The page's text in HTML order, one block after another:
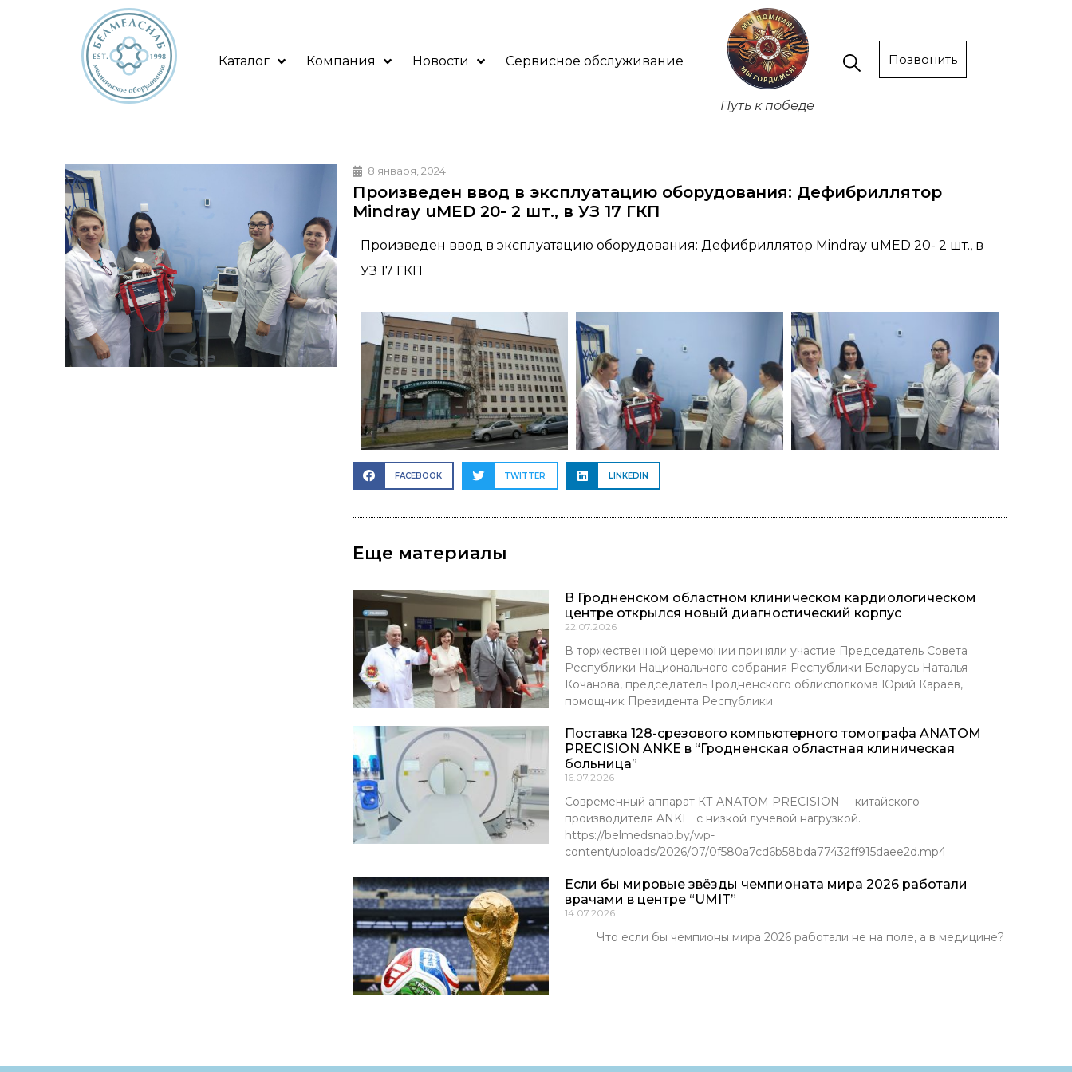
Каталог Компания Новости Сервисное обслуживание
Путь к победе
Позвонить
8 января, 2024
Произведен ввод в эксплуатацию оборудования: Дефибриллятор
Mindray uMED 20- 2 шт., в УЗ 17 ГКП
Произведен ввод в эксплуатацию оборудования: Дефибриллятор Mindray uMED 20- 2 шт., в
УЗ 17 ГКП
FACEBOOK TWITTER LINKEDIN
Еще материалы
В Гродненском областном клиническом кардиологическом
центре открылся новый диагностический корпус
22.07.2026
В торжественной церемонии приняли участие Председатель Совета
Республики Национального собрания Республики Беларусь Наталья
Кочанова, председатель Гродненского облисполкома Юрий Караев,
помощник Президента Республики
Поставка 128-срезового компьютерного томографа ANATOM
PRECISION ANKE в “Гродненская областная клиническая
больница”
16.07.2026
Современный аппарат КТ ANATOM PRECISION – китайского
производителя ANKE с низкой лучевой нагрузкой.
https://belmedsnab.by/wp-
content/uploads/2026/07/0f580a7cd6b58bda77432ff915daee2d.mp4
Если бы мировые звёзды чемпионата мира 2026 работали
врачами в центре “UMIT”
14.07.2026
Что если бы чемпионы мира 2026 работали не на поле, а в медицине?